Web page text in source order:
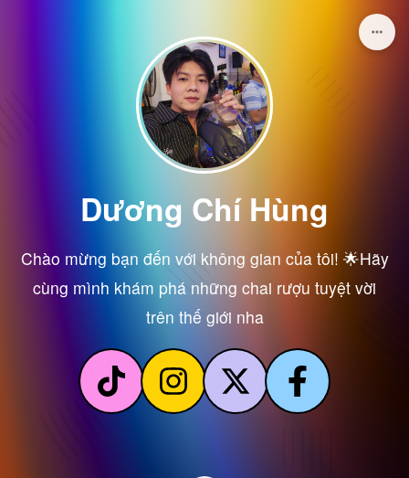
Dương Chí Hùng
Chào mừng bạn đến với không gian của tôi! 🌟Hãy
cùng mình khám phá những chai rượu tuyệt vời
trên thế giới nha